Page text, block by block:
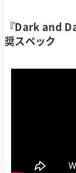
『Dark and
奨スペック